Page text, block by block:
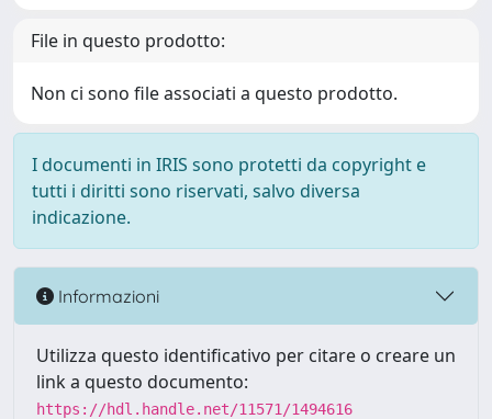
File in questo prodotto:
Non ci sono file associati a questo prodotto.
I documenti in IRIS sono protetti da copyright e
tutti i diritti sono riservati, salvo diversa
indicazione.
Informazioni
Utilizza questo identificativo per citare o creare un
link a questo documento:
https://hdl.handle.net/11571/1494616